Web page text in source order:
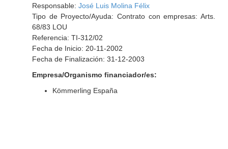
Responsable: José Luis Molina Félix
Tipo de Proyecto/Ayuda: Contrato con empresas: Arts.
68/83 LOU
Referencia: TI-312/02
Fecha de Inicio: 20-11-2002
Fecha de Finalización: 31-12-2003
Empresa/Organismo financiador/es:
Kömmerling España